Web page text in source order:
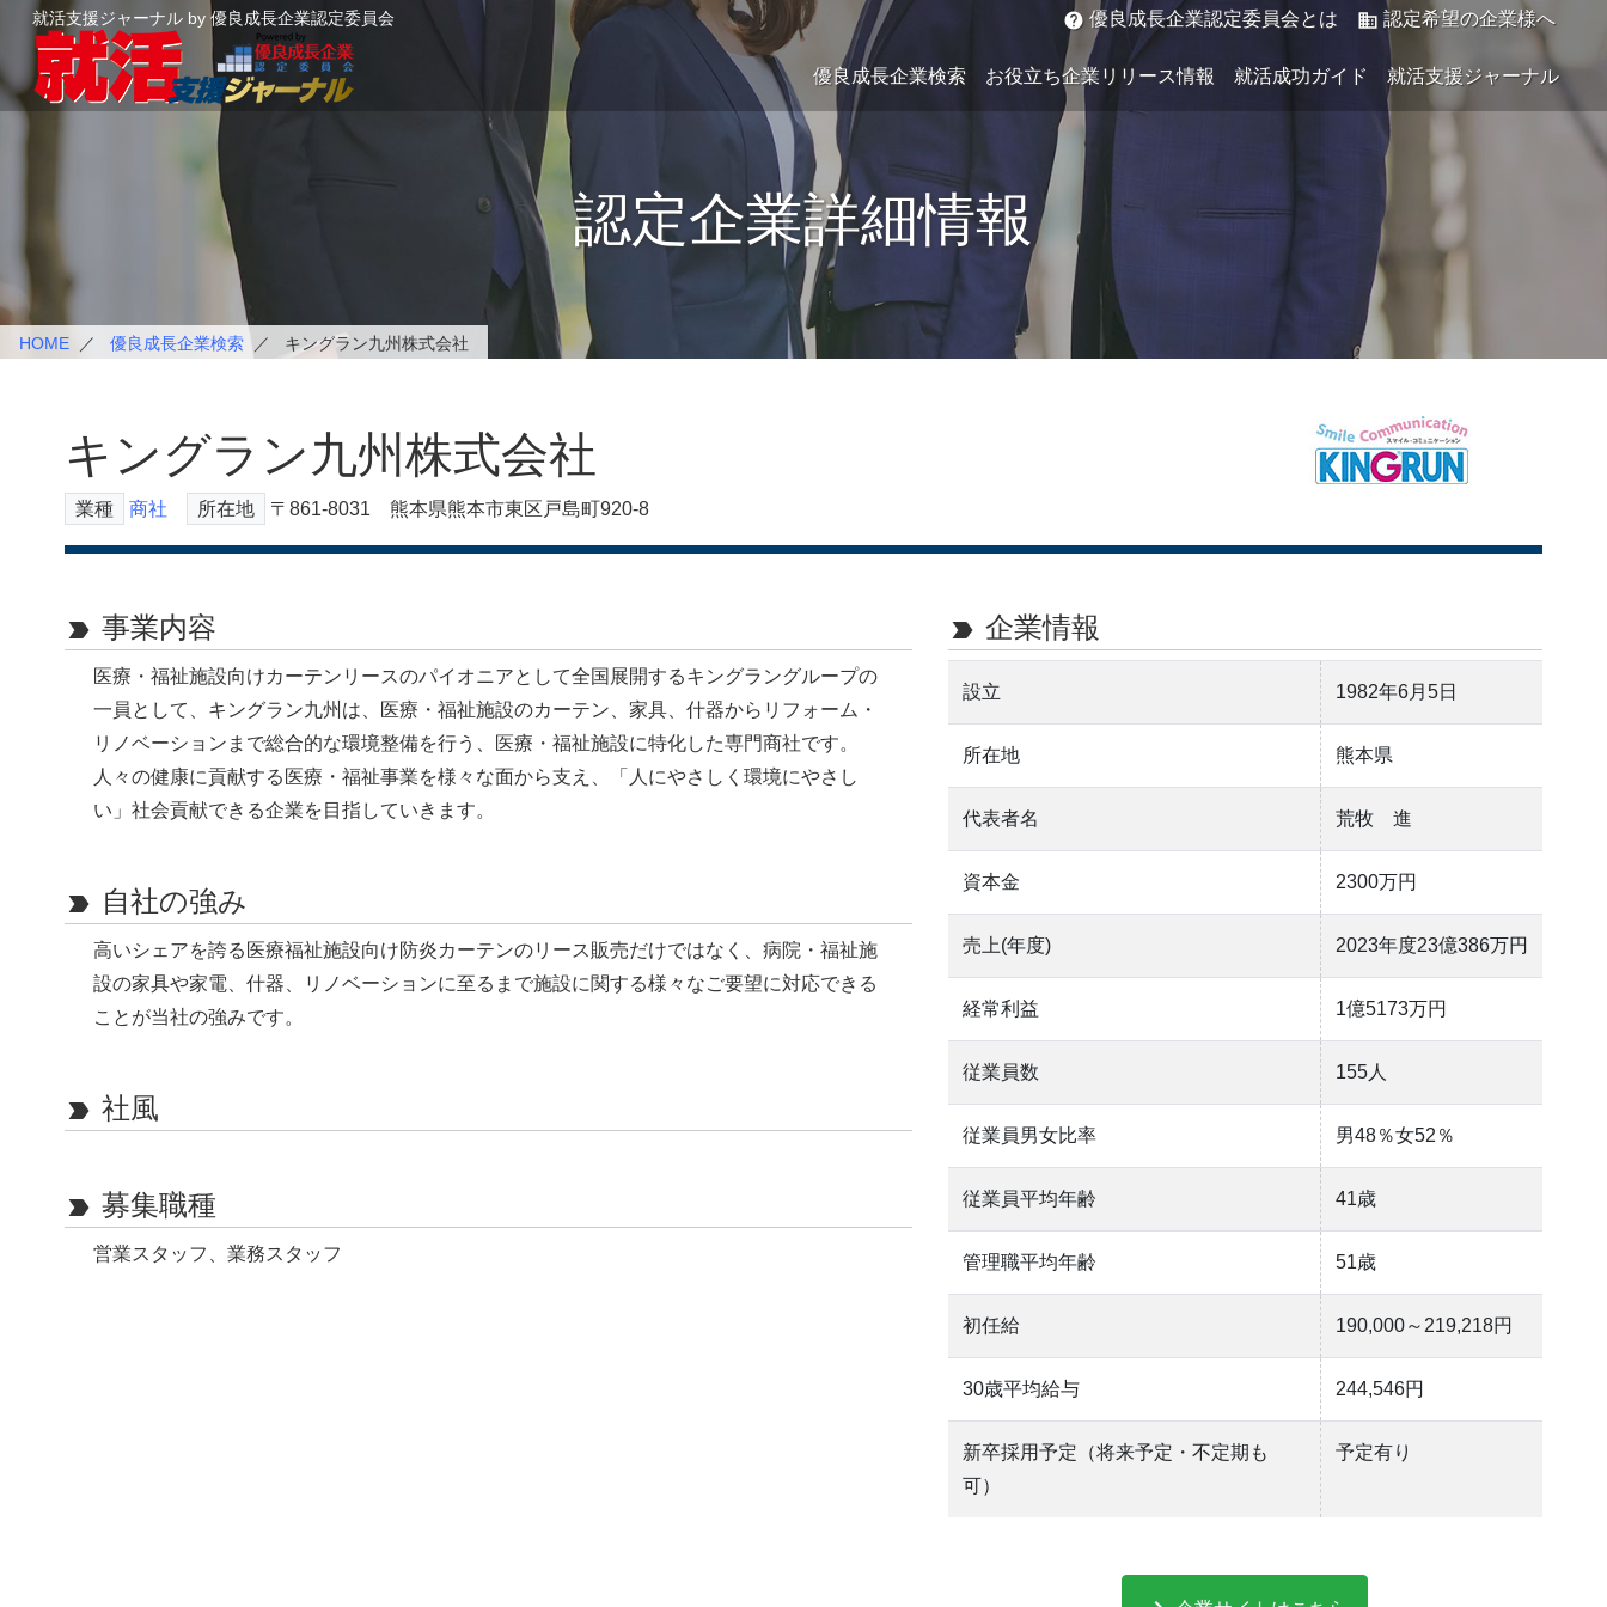
就活支援ジャーナル by 優良成長企業認定委員会 help 優良成長企業認定委員会とは business 認定希望の企業様へ
優良成長企業検索 お役立ち企業リリース情報 就活成功ガイド 就活支援ジャーナル
認定企業詳細情報
HOME 優良成長企業検索 キングラン九州株式会社
キングラン九州株式会社
業種 商社 所在地 〒861-8031 熊本県熊本市東区戸島町920-8
label_important 事業内容
医療・福祉施設向けカーテンリースのパイオニアとして全国展開するキングラングループの
一員として、キングラン九州は、医療・福祉施設のカーテン、家具、什器からリフォーム・
リノベーションまで総合的な環境整備を行う、医療・福祉施設に特化した専門商社です。
人々の健康に貢献する医療・福祉事業を様々な面から支え、「人にやさしく環境にやさし
い」社会貢献できる企業を目指していきます。
label_important 自社の強み
高いシェアを誇る医療福祉施設向け防炎カーテンのリース販売だけではなく、病院・福祉施
設の家具や家電、什器、リノベーションに至るまで施設に関する様々なご要望に対応できる
ことが当社の強みです。
label_important 社風
label_important 募集職種
営業スタッフ、業務スタッフ
label_important 企業情報
設立 1982年6月5日
所在地 熊本県
代表者名 荒牧 進
資本金 2300万円
売上(年度) 2023年度23億386万円
経常利益 1億5173万円
従業員数 155人
従業員男女比率 男48％女52％
従業員平均年齢 41歳
管理職平均年齢 51歳
初任給 190,000～219,218円
30歳平均給与 244,546円
新卒採用予定（将来予定・不定期も
可）
予定有り